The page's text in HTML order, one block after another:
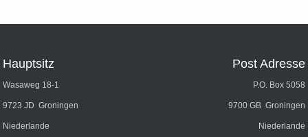
Hauptsitz
Wasaweg 18-1
9723 JD Groningen
Niederlande
Post Adresse
P.O. Box 5058
9700 GB Groningen
Niederlande